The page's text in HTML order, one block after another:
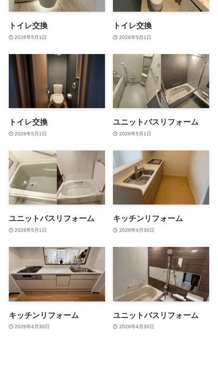
トイレ交換
2026年5月1日
トイレ交換
2026年5月1日
トイレ交換
2026年5月1日
ユニットバスリフォーム
2026年5月1日
ユニットバスリフォーム
2026年5月1日
キッチンリフォーム
2026年4月30日
キッチンリフォーム
2026年4月30日
ユニットバスリフォーム
2026年4月30日